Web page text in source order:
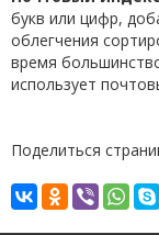
букв или цифр,
облегчения
время
использует
Поделиться